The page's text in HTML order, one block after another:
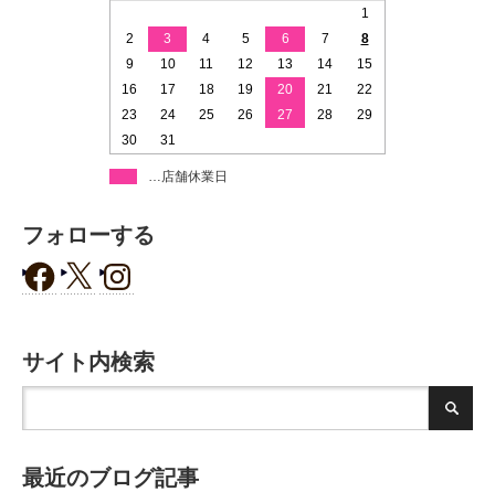
1
2
3 4 5 6 7
8
9
10 11 12 13 14
15
16
17 18 19 20 21
22
23
24 25 26 27 28
29
30
31
…店舗休業日
フォローする
サイト内検索
最近のブログ記事